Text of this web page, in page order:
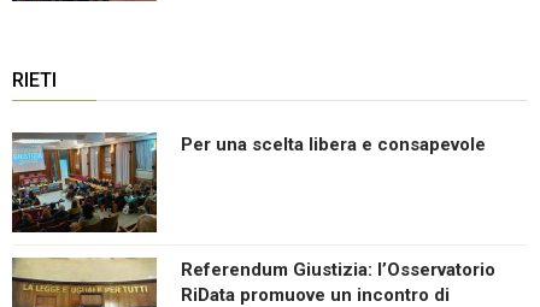
RIETI
Per una scelta libera e consapevole
Referendum Giustizia: l’Osservatorio
RiData promuove un incontro di